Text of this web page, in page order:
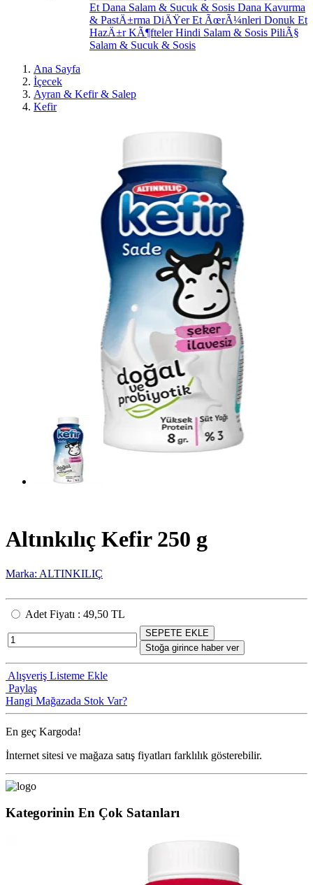
Et Dana Salam & Sucuk & Sosis Dana Kavurma
& PastÄ±rma DiÄŸer Et ÃœrÃ¼nleri Donuk Et
HazÄ±r KÃ¶ftelerHindi Salam & Sosis PiliÃ§
Salam & Sucuk & Sosis
Ana Sayfa
İçecek
Ayran & Kefir & Salep
Kefir
Altınkılıç Kefir 250 g
Marka: ALTINKILIÇ
Adet Fiyatı : 49,50 TL
SEPETE EKLE
Stoğa girince haber ver
Alışveriş Listeme Ekle
Paylaş
Hangi Mağazada Stok Var?
En geç Kargoda!
İnternet sitesi ve mağaza satış fiyatları farklılık gösterebilir.
Kategorinin En Çok Satanları